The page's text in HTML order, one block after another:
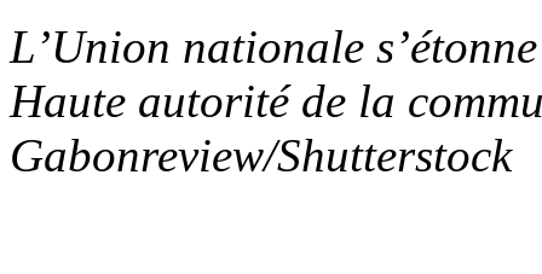
L’Union nationale
Haute autorité de la
Gabonreview/Shutterstock